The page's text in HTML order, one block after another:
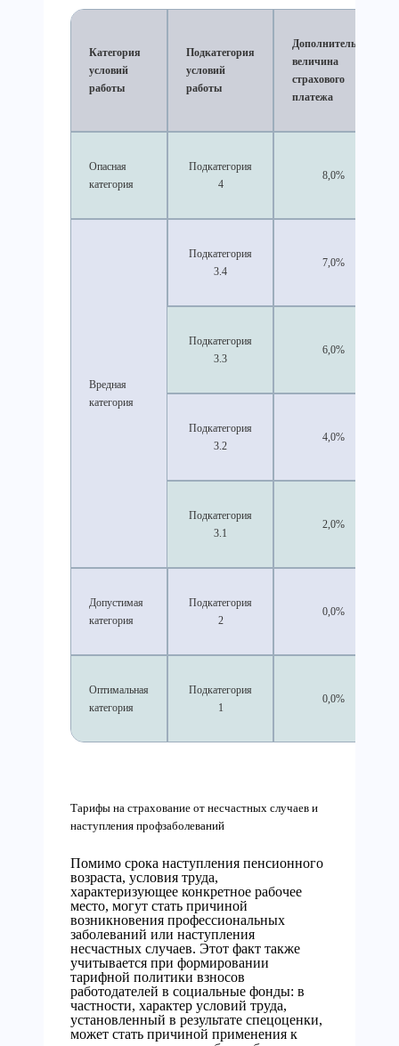
Категория
условий
работы
Подкатегория
условий
работы
Дополнительная
величина
страхового
платежа
Опасная
категория
Подкатегория
4
8,0%
Вредная
категория
Подкатегория
3.4
7,0%
Подкатегория
3.3
6,0%
Подкатегория
3.2
4,0%
Подкатегория
3.1
2,0%
Допустимая
категория
Подкатегория
2
0,0%
Оптимальная
категория
Подкатегория
1
0,0%
Тарифы на страхование от несчастных случаев и
наступления профзаболеваний
Помимо срока наступления пенсионного
возраста, условия труда,
характеризующее конкретное рабочее
место, могут стать причиной
возникновения профессиональных
заболеваний или наступления
несчастных случаев. Этот факт также
учитывается при формировании
тарифной политики взносов
работодателей в социальные фонды: в
частности, характер условий труда,
установленный в результате спецоценки,
может стать причиной применения к